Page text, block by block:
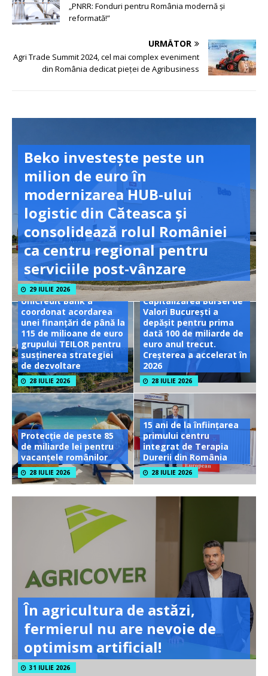
„PNRR: Fonduri pentru România modernă și
reformată!”
URMĂTOR
Agri Trade Summit 2024, cel mai complex eveniment
din România dedicat pieței de Agribusiness
Beko investește peste un
milion de euro în
modernizarea HUB-ului
logistic din Căteasca și
consolidează rolul României
ca centru regional pentru
serviciile post-vânzare
29 IULIE 2026
UniCredit Bank a
coordonat acordarea
unei finanțări de până la
115 de milioane de euro
grupului TEILOR pentru
susținerea strategiei
de dezvoltare
28 IULIE 2026
Capitalizarea Bursei de
Valori București a
depășit pentru prima
dată 100 de miliarde de
euro anul trecut.
Creșterea a accelerat în
2026
28 IULIE 2026
Protecție de peste 85
de miliarde lei pentru
vacanțele românilor
28 IULIE 2026
15 ani de la înființarea
primului centru
integrat de Terapia
Durerii din România
28 IULIE 2026
În agricultura de astăzi,
fermierul nu are nevoie de
optimism artificial!
31 IULIE 2026